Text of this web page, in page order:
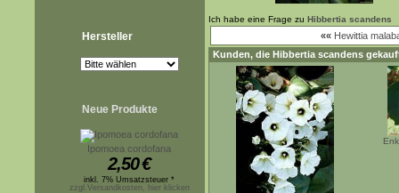
Hersteller
Neue Produkte
Ipomoea cordofana
2,50€
inkl. 7% Umsatzsteuer *
zzgl.Versandkosten, hier klicken
Ich habe eine Frage zu Hibbertia scandens
«« Hewittia
Kunden, die Hibbertia scandens